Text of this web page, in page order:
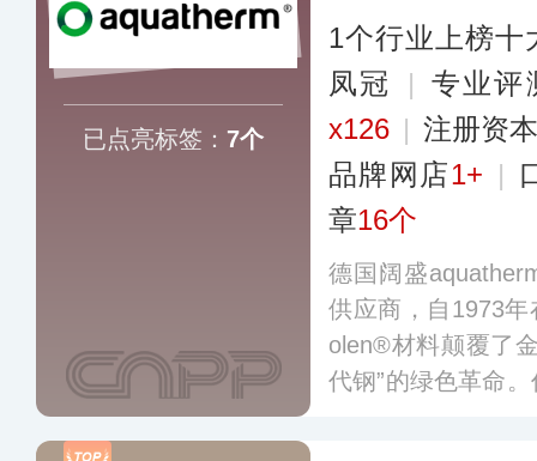
已点亮标签： 7个
1个行业上榜十
凤冠
| 专业
x126 | 注册资
品牌网店1+ |
章16个
德国阔盛
供应商，自1973
olen®材料颠覆了
代钢”的绿色革命